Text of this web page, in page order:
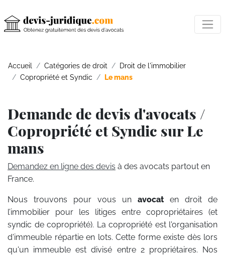
Accueil Catégories de droit
Droit de l'immobilier
Copropriété et Syndic
Le mans
Demande de devis d'avocats /
Copropriété et Syndic sur Le
mans
Demandez en ligne des devis à des avocats partout en
France.
Nous trouvons pour vous un avocat en droit de
l’immobilier pour les litiges entre copropriétaires (et
syndic de copropriété). La copropriété est l'organisation
d'immeuble répartie en lots. Cette forme existe dès lors
qu'un immeuble est divisé entre 2 propriétaires. Nos